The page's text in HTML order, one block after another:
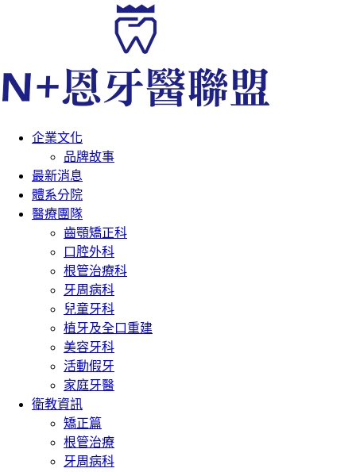
企業文化
品牌故事
最新消息
體系分院
醫療團隊
齒顎矯正科
口腔外科
根管治療科
牙周病科
兒童牙科
植牙及全口重建
美容牙科
活動假牙
家庭牙醫
衛教資訊
矯正篇
根管治療
牙周病科